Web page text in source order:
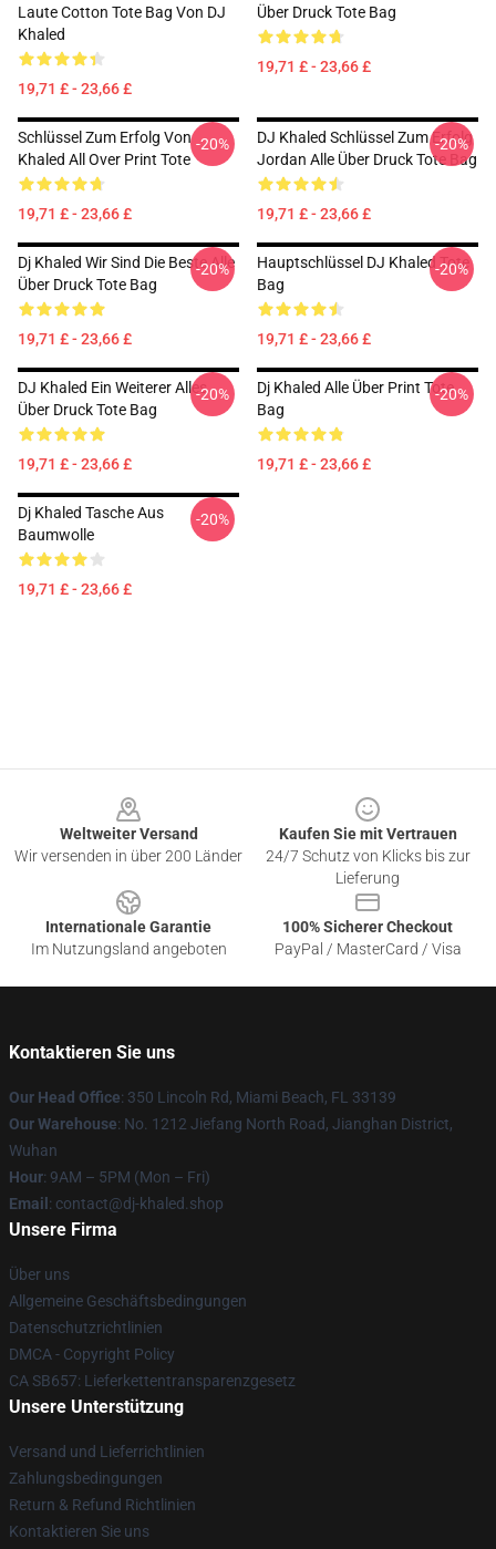
Laute Cotton Tote Bag Von DJ
Khaled
19,71 £ - 23,66 £
Über Druck Tote Bag
19,71 £ - 23,66 £
Schlüssel Zum Erfolg Von
Khaled All Over Print Tote
19,71 £ - 23,66 £
-20%
DJ Khaled Schlüssel Zum Erfolg
Jordan Alle Über Druck Tote Bag
19,71 £ - 23,66 £
-20%
Dj Khaled Wir Sind Die Beste Alle
Über Druck Tote Bag
19,71 £ - 23,66 £
-20%
Hauptschlüssel DJ Khaled Tote
Bag
19,71 £ - 23,66 £
-20%
DJ Khaled Ein Weiterer Alles
Über Druck Tote Bag
19,71 £ - 23,66 £
-20%
Dj Khaled Alle Über Print Tote
Bag
19,71 £ - 23,66 £
-20%
Dj Khaled Tasche Aus
Baumwolle
19,71 £ - 23,66 £
-20%
Weltweiter Versand
Wir versenden in über 200 Länder
Kaufen Sie mit Vertrauen
24/7 Schutz von Klicks bis zur
Lieferung
Internationale Garantie
Im Nutzungsland angeboten
100% Sicherer Checkout
PayPal / MasterCard / Visa
Kontaktieren Sie uns
Our Head Office: 350 Lincoln Rd, Miami Beach, FL 33139
Our Warehouse: No. 1212 Jiefang North Road, Jianghan District,
Wuhan
Hour: 9AM – 5PM (Mon – Fri)
Email : contact@dj-khaled.shop
Unsere Firma
Über uns
Allgemeine Geschäftsbedingungen
Datenschutzrichtlinien
DMCA - Copyright Policy
CA SB657: Lieferkettentransparenzgesetz
Unsere Unterstützung
Versand und Lieferrichtlinien
Zahlungsbedingungen
Return & Refund Richtlinien
Kontaktieren Sie uns